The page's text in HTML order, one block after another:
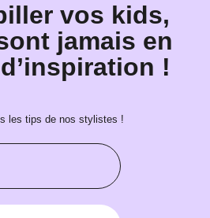
vos kids,
jamais en
!
les tips de nos stylistes !